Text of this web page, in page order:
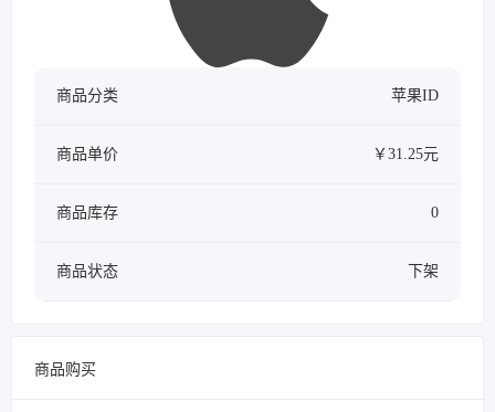
商品分类 苹果ID
商品单价 ￥31.25元
商品库存 0
商品状态 下架
商品购买